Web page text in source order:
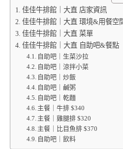
佳佳牛排館｜大直 店家資訊
佳佳牛排館｜大直 環境&用餐空
佳佳牛排館｜大直 菜單
佳佳牛排館｜大直 自助吧&餐點
自助吧｜生菜沙拉
自助吧｜涼拌小菜
自助吧｜炒飯
自助吧｜鹹粥
自助吧｜乾麵
主餐｜牛排 $340
主餐｜雞腿排 $320
主餐｜比目魚排 $370
自助吧｜飲料